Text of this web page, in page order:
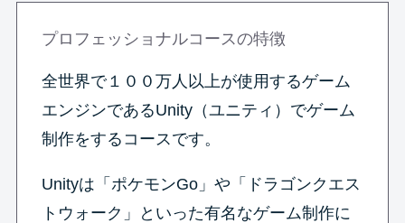
プロフェッショナルコースの特徴
全世界で１００万人以上が使用するゲーム
エンジンであるUnity（ユニティ）でゲーム
制作をするコースです。
Unityは「ポケモンGo」や「ドラゴンクエス
トウォーク」といった有名なゲーム制作に